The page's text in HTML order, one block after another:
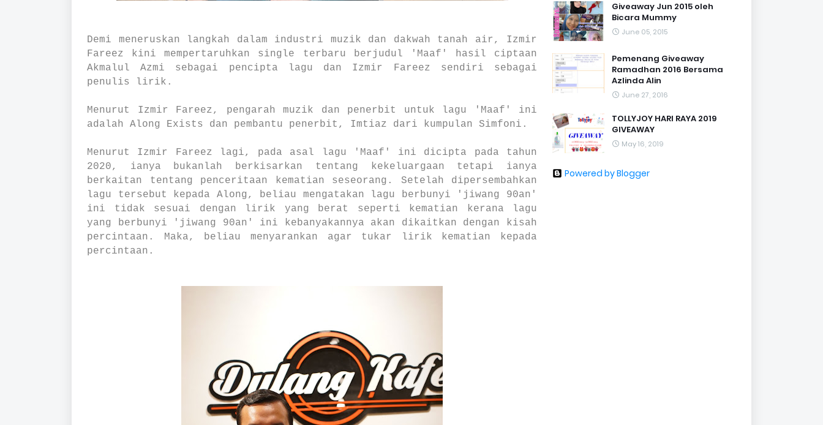
Demi meneruskan langkah dalam industri muzik dan dakwah tanah air, Izmir
Fareez kini mempertaruhkan single terbaru berjudul 'Maaf' hasil ciptaan
Akmalul Azmi sebagai pencipta lagu dan Izmir Fareez sendiri sebagai
penulis lirik.
Menurut Izmir Fareez, pengarah muzik dan penerbit untuk lagu 'Maaf' ini
adalah Along Exists dan pembantu penerbit, Imtiaz dari kumpulan Simfoni.
Menurut Izmir Fareez lagi, pada asal lagu 'Maaf' ini dicipta pada tahun
2020, ianya bukanlah berkisarkan tentang kekeluargaan tetapi ianya
berkaitan tentang penceritaan kematian seseorang. Setelah dipersembahkan
lagu tersebut kepada Along, beliau mengatakan lagu berbunyi 'jiwang 90an'
ini tidak sesuai dengan lirik yang berat seperti kematian kerana lagu
yang berbunyi 'jiwang 90an' ini kebanyakannya akan dikaitkan dengan kisah
percintaan. Maka, beliau menyarankan agar tukar lirik kematian kepada
percintaan.
Giveaway Jun 2015 oleh
Bicara Mummy
June 05, 2015
Pemenang Giveaway
Ramadhan 2016 Bersama
Azlinda Alin
June 27, 2016
TOLLYJOY HARI RAYA 2019
GIVEAWAY
May 16, 2019
Powered by Blogger